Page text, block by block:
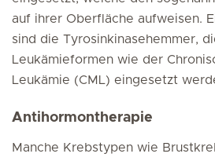
auf ihrer Oberfläche aufweisen.
sind die Tyrosinkinasehemmer,
Leukämieformen wie der
Leukämie (CML) eingesetzt
Antihormontherapie
Manche Krebstypen wie